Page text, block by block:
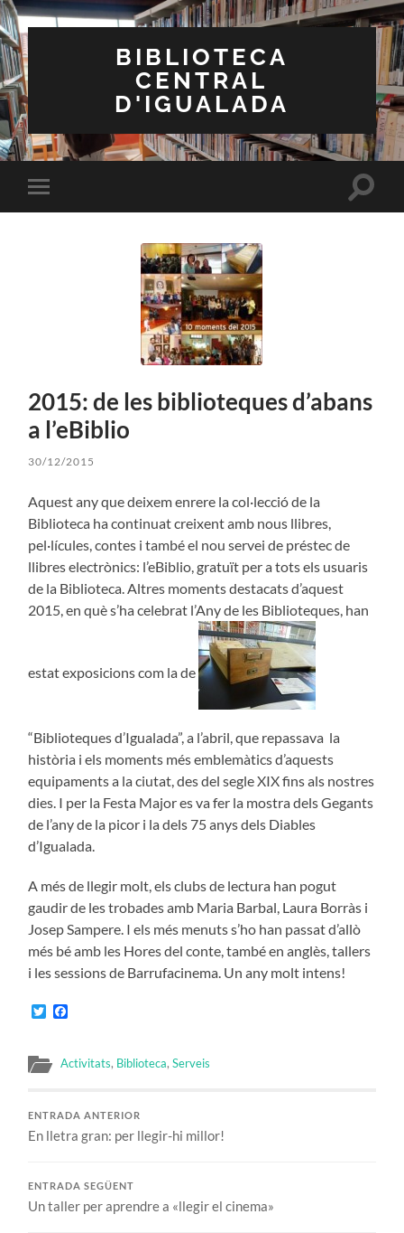
BIBLIOTECA
CENTRAL
D'IGUALADA
Toggle
mobile
Toggle
2015: de les biblioteques d’abans
a l’eBiblio
30/12/2015
Aquest any que deixem enrere la col·lecció de la
Biblioteca ha continuat creixent amb nous llibres,
pel·lícules, contes i també el nou servei de préstec de
llibres electrònics: l’eBiblio, gratuït per a tots els usuaris
de la Biblioteca. Altres moments destacats d’aquest
2015, en què s’ha celebrat l’Any de les Biblioteques, han
estat exposicions com la de
“Biblioteques d’Igualada”, a l’abril, que repassava la
història i els moments més emblemàtics d’aquests
equipaments a la ciutat, des del segle XIX fins als nostres
dies. I per la Festa Major es va fer la mostra dels Gegants
de l’any de la picor i la dels 75 anys dels Diables
d’Igualada.
A més de llegir molt, els clubs de lectura han pogut
gaudir de les trobades amb Maria Barbal, Laura Borràs i
Josep Sampere. I els més menuts s’ho han passat d’allò
més bé amb les Hores del conte, també en anglès, tallers
i les sessions de Barrufacinema. Un any molt intens!
Twitter
Activitats, Biblioteca,Serveis
ENTRADA ANTERIOR
En lletra gran: per llegir-hi millor!
ENTRADA SEGÜENT
Un taller per aprendre a «llegir el cinema»